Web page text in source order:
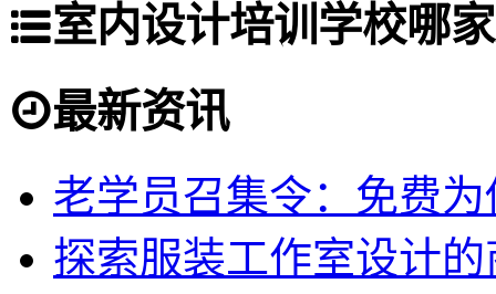
室内设计培训学校哪
最新资讯
老学员召集令：免费
探索服装工作室设计